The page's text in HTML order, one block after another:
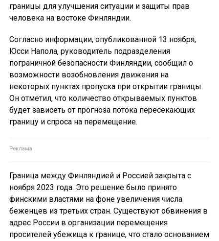
границы для улучшения ситуации и защиты прав
человека на востоке Финляндии.
Согласно информации, опубликованной 13 ноября,
Юсси Напола, руководитель подразделения
пограничной безопасности Финляндии, сообщил о
возможности возобновления движения на
некоторых пунктах пропуска при открытии границы.
Он отметил, что количество открываемых пунктов
будет зависеть от прогноза потока пересекающих
границу и спроса на перемещение.
Граница между Финляндией и Россией закрыта с
ноября 2023 года. Это решение было принято
финскими властями на фоне увеличения числа
беженцев из третьих стран. Существуют обвинения в
адрес России в организации перемещения
просителей убежища к границе, что стало основанием